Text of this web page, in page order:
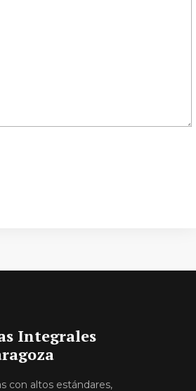
Integrales
con altos estándares,